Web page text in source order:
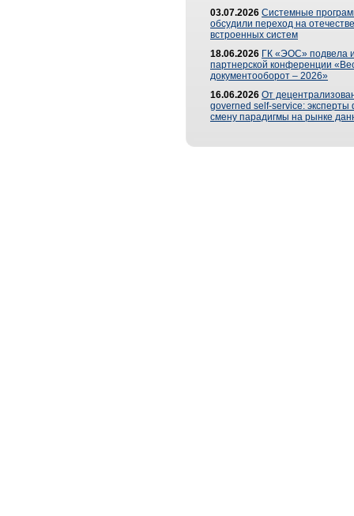
03.07.2026 Системные
обсудили переход на
встроенных систем
18.06.2026 ГК «ЭОС» подвела
партнерской конференции
документооборот – 2026»
16.06.2026 От
governed self-service: эксперты
смену парадигмы на рынке